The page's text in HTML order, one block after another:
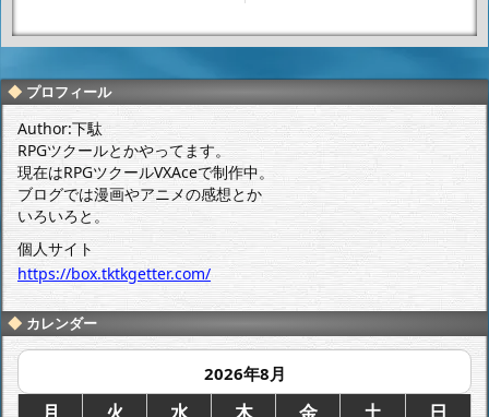
ビルマンサー
感想
ビルマンサー
感想
プロフィール
Author:下駄
RPGツクールとかやってます。
現在はRPGツクールVXAceで制作中。
ブログでは漫画やアニメの感想とか
いろいろと。
個人サイト
https://box.tktkgetter.com/
カレンダー
2026年8月
月 火 水 木 金 土 日